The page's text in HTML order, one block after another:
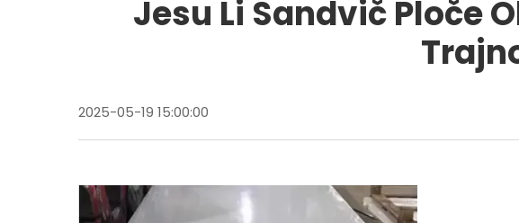
Jesu Li Sandvič Ploče
2025-05-19 15:00:00